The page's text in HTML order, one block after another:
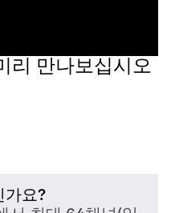
리 만나보십시오
가요?